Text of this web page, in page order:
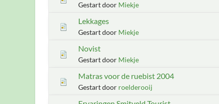
Gestart door Miekje
Lekkages
Gestart door Miekje
Novist
Gestart door Miekje
Matras voor de ruebist 2004
Gestart door roelderooij